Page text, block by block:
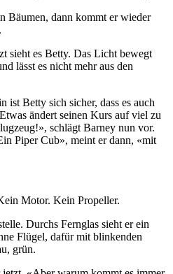
Bäumen, dann kommt er wieder
sieht es Betty. Das Licht bewegt
lässt es nicht mehr aus den
Betty sich sicher, dass es auch
ändert seinen Kurs auf viel zu
schlägt Barney nun vor.
Piper Cub», meint er dann, «mit
Motor. Kein Propeller.
Durchs Fernglas sieht er ein
Flügel, dafür mit blinkenden
grün.